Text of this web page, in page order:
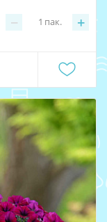
− +
1 пак.